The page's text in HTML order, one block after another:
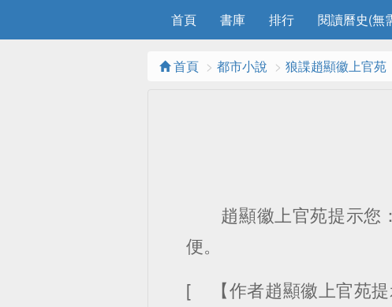
首頁 書庫 排行 閱讀曆史(無
首頁 都市小說 狼諜趙顯徽上官苑
趙顯徽上官苑提示您
便。
[ 【作者趙顯徽上官苑提